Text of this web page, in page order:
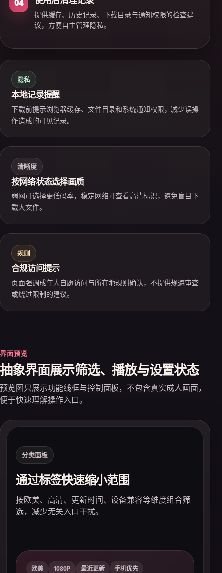
04
提供缓存、历史记录、下载目录与通知权限的检查建
议，方便自主管理隐私。
隐私
本地记录提醒
下载前提示浏览器缓存、文件目录和系统通知权限，减少误操
作造成的可见记录。
清晰度
按网络状态选择画质
弱网可选择更低码率，稳定网络可查看高清标识，避免盲目下
载大文件。
规则
合规访问提示
页面强调成年人自愿访问与所在地规则确认，不提供规避审查
或绕过限制的建议。
界面预览
抽象界面展示筛选、播放与设置状态
预览图只展示功能线框与控制面板，不包含真实成人画面，
便于快速理解操作入口。
分类面板
通过标签快速缩小范围
按欧美、高清、更新时间、设备兼容等维度组合筛
选，减少无关入口干扰。
欧美 1080P 最近更新 手机优先